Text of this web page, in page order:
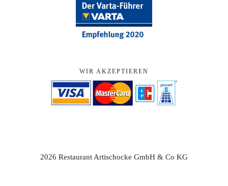
WIR AKZEPTIEREN
2026 Restaurant Artischocke GmbH & Co KG